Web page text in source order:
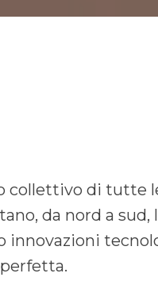
collettivo di tutte
da nord a
innovazioni